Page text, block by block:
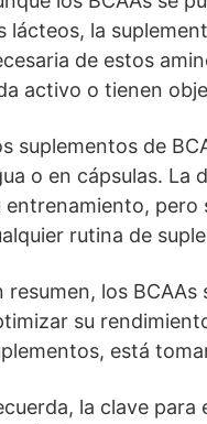
lácteos, la
de estos
activo o tienen
suplementos de
o en cápsulas. La
entrenamiento, pero
rutina de
resumen, los
su
está
la clave